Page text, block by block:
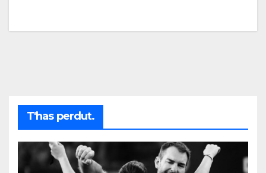
T'has perdut.